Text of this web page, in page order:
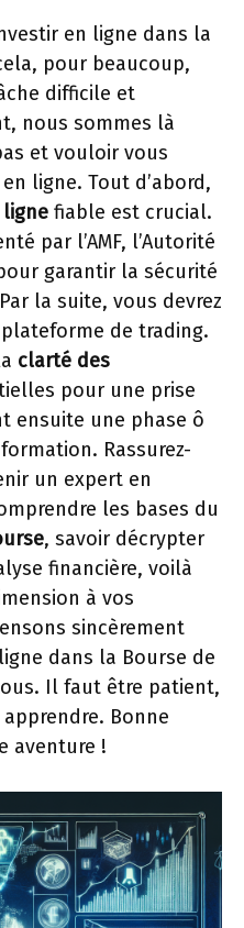
en ligne dans la
pour beaucoup,
difficile et
nous sommes là
et vouloir vous
ligne. Tout d’abord,
fiable est crucial.
par l’AMF, l’Autorité
garantir la sécurité
la suite, vous devrez
de trading.
clarté des
pour une prise
ensuite une phase ô
Rassurez-
un expert en
les bases du
, savoir décrypter
financière, voilà
à vos
sincèrement
dans la Bourse de
Il faut être patient,
Bonne
aventure !